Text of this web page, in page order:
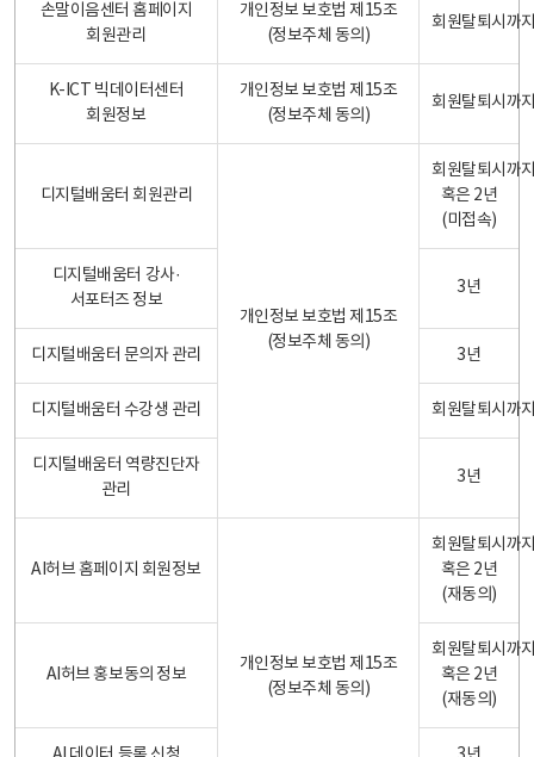
손말이음센터 홈페이지
회원관리
개인정보 보호법 제15조
(정보주체 동의)
회원탈퇴시까
K-ICT 빅데이터센터
회원정보
개인정보 보호법 제15조
(정보주체 동의)
회원탈퇴시까
디지털배움터 회원관리
개인정보 보호법 제15조
(정보주체 동의)
회원탈퇴시까
혹은 2년
(미접속)
디지털배움터 강사·
서포터즈 정보
3년
디지털배움터 문의자 관리 3년
디지털배움터 수강생 관리 회원탈퇴시까
디지털배움터 역량진단자
관리
3년
AI허브 홈페이지 회원정보
개인정보 보호법 제15조
(정보주체 동의)
회원탈퇴시까
혹은 2년
(재동의)
AI허브 홍보동의 정보
회원탈퇴시까
혹은 2년
(재동의)